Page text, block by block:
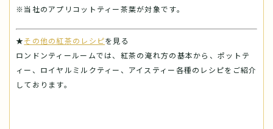
※当社のアプリコットティー茶葉が対象です。
★その他の紅茶のレシピを見る
ロンドンティールームでは、紅茶の淹れ方の基本から、ポットテ
ィー、ロイヤルミルクティー、アイスティー各種のレシピをご紹介
しております。